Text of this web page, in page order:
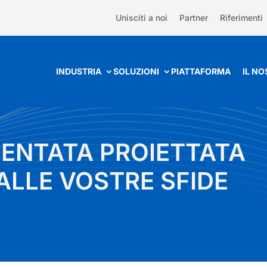
Unisciti a noi Partner Riferimenti
INDUSTRIA SOLUZIONI PIATTAFORMA IL
PROIETTATA
VOSTRE SFIDE